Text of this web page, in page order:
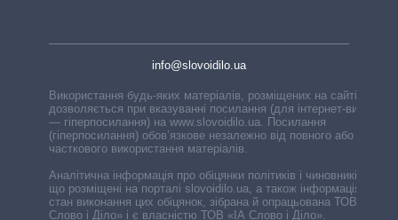
info@slovoidilo.ua
Використання будь-яких матеріалів, розміщених на сайті,
дозволяється при вказуванні посилання (для інтернет-видань
— гіперпосилання) на www.slovoidilo.ua. Посилання
(гіперпосилання) обов’язкове незалежно від повного або
часткового використання матеріалів.
Аналітична інформація про обіцянки політиків і чиновників,
що розміщені на порталі slovoidilo.ua, а також інформація про
стан виконання цих обіцянок, зібрана й опрацьована ТОВ «ІА
Слово і Діло» і є власністю ТОВ «ІА Слово і Діло».